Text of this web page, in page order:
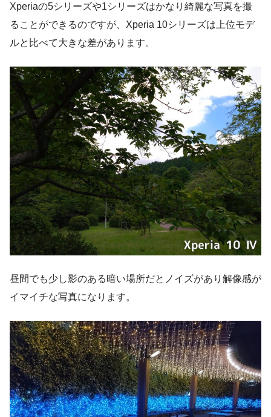
Xperiaの5シリーズや1シリーズはかなり綺麗な写真を撮
ることができるのですが、Xperia 10シリーズは上位モデ
ルと比べて大きな差があります。
昼間でも少し影のある暗い場所だとノイズがあり解像感が
イマイチな写真になります。